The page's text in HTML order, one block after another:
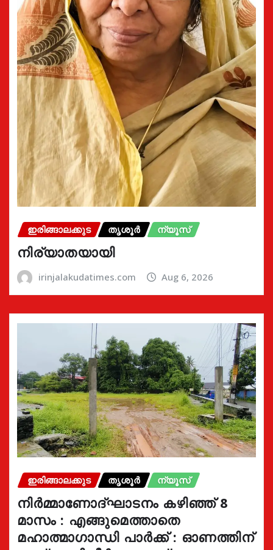
ഇരിങ്ങാലക്കുട തൃശൂർ ന്യൂസ്
നിര്യാതയായി
irinjalakudatimes.com Aug 6, 2026
ഇരിങ്ങാലക്കുട തൃശൂർ ന്യൂസ്
നിർമ്മാണോദ്ഘാടനം കഴിഞ്ഞ് 8
മാസം : എങ്ങുമെത്താതെ
മഹാത്മാഗാന്ധി പാർക്ക് : ഓണത്തിന്